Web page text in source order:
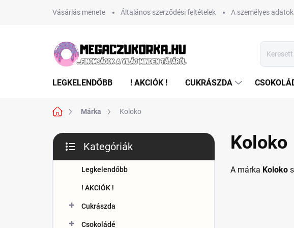
Vásárlás menete Általános szerződési feltételek A személyes
LEGKELENDŐBB ! AKCIÓK ! CUKRÁSZDA
Kezdőlap
Márka Koloko
O
d
átugrása
Kategóriák
Legkelendőbb
! AKCIÓK !
Cukrászda
Csokoládé
Koloko
A márka Koloko